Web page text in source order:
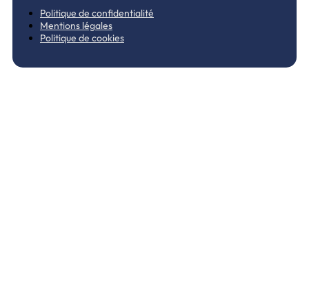
Politique de confidentialité
Mentions légales
Politique de cookies